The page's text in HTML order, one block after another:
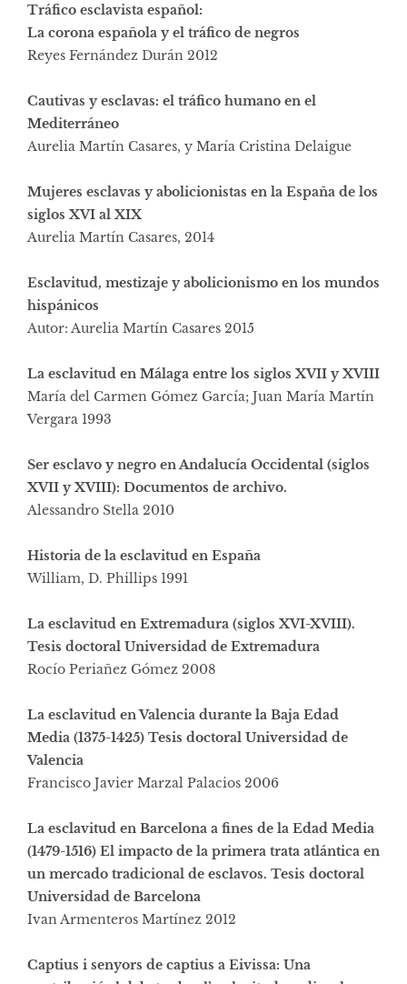
Tráfico esclavista español:
La corona española y el tráfico de negros
Reyes Fernández Durán 2012
Cautivas y esclavas: el tráfico humano en el
Mediterráneo
Aurelia Martín Casares, y María Cristina Delaigue
Mujeres esclavas y abolicionistas en la España de los
siglos XVI al XIX
Aurelia Martín Casares, 2014
Esclavitud, mestizaje y abolicionismo en los mundos
hispánicos
Autor: Aurelia Martín Casares 2015
La esclavitud en Málaga entre los siglos XVII y XVIII
María del Carmen Gómez García; Juan María Martín
Vergara 1993
Ser esclavo y negro en Andalucía Occidental (siglos
XVII y XVIII): Documentos de archivo.
Alessandro Stella 2010
Historia de la esclavitud en España
William, D. Phillips 1991
La esclavitud en Extremadura (siglos XVI-XVIII).
Tesis doctoral Universidad de Extremadura
Rocío Periañez Gómez 2008
La esclavitud en Valencia durante la Baja Edad
Media (1375-1425) Tesis doctoral Universidad de
Valencia
Francisco Javier Marzal Palacios 2006
La esclavitud en Barcelona a fines de la Edad Media
(1479-1516) El impacto de la primera trata atlántica en
un mercado tradicional de esclavos. Tesis doctoral
Universidad de Barcelona
Ivan Armenteros Martínez 2012
Captius i senyors de captius a Eivissa: Una